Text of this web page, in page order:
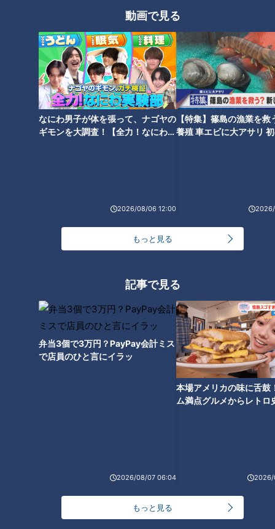
動画で見る
なにわ男子が体を張って、ナゴヤの
ギモンを大調査！【全力！なにわ実
2026/08/06 12:00
【特集】篠島の漁業を救
養殖 車エビに大アサリ
もっと見る
記事で見る
弁当3個で3万円？PayPay会計ミス
で店員のひと言にイラッ
2026/08/07 06:04
本場アメリカの味に舌鼓
ム満点グルメからレトロ
2026/
もっと見る
ゴマアザラシのかわいらしいシャリです。
南天寿し
住所：名古屋市南区弥生町165
電話：052-821-2753
※ネタは仕入れ状況により内容が変更になる場合があります
※「豪華海鮮丼」のネコのシャリは要予約
CBCテレビ『花咲かタイムズ』うなずキング
三重県鈴鹿市にある『洋食Mogu』。植物に覆われたオシャレ
な店内で、オムライスの上にポークカツがのった『オムカツ』
(1,280円)や、チキンカツにチーズがたっぷりかかった『Wチー